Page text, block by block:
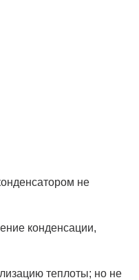
не
конденсации,
теплоты; но не